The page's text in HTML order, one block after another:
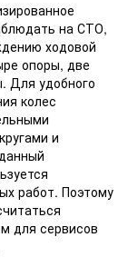
на СТО,
ходовой
опоры, две
Для удобного
колес
и
работ. Поэтому
для сервисов